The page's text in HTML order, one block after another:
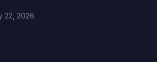
22, 2026